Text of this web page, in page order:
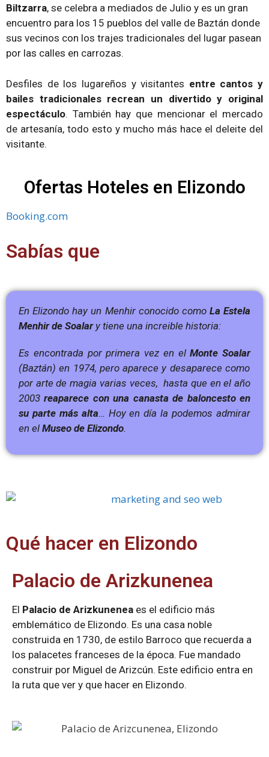
Biltzarra, se celebra a mediados de Julio y es un gran
encuentro para los 15 pueblos del valle de Baztán donde
sus vecinos con los trajes tradicionales del lugar pasean
por las calles en carrozas.
Desfiles de los lugareños y visitantes entre cantos y
bailes tradicionales recrean un divertido y original
espectáculo. También hay que mencionar el mercado
de artesanía, todo esto y mucho más hace el deleite del
visitante.
Ofertas Hoteles en Elizondo
Booking.com
Sabías que
En Elizondo hay un Menhir conocido como La Estela
Menhir de Soalar y tiene una increible historia:
Es encontrada por primera vez en elMonte Soalar
(Baztán) en 1974, pero aparece y desaparece como
por arte de magia varias veces, hasta que en el año
2003reaparece con una canasta de baloncesto en
su parte más alta… Hoy en día la podemos admirar
en el Museo de Elizondo.
Qué hacer en Elizondo
Palacio de Arizkunenea
El Palacio de Arizkunenea es el edificio más
emblemático de Elizondo. Es una casa noble
construida en 1730, de estilo Barroco que recuerda a
los palacetes franceses de la época. Fue mandado
construir por Miguel de Arizcún. Este edificio entra en
la ruta que ver y que hacer en Elizondo.